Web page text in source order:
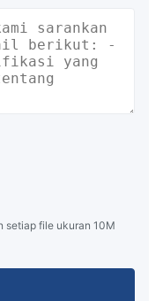
setiap file ukuran 10M